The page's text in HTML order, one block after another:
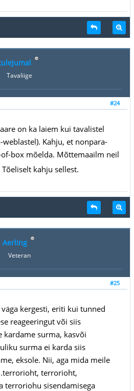
Tavaliige
#24
on ka laiem kui tavalistel
Kahju, et nonpara-
box mõelda. Mõttemaailm neil
Tõeliselt kahju sellest.
Aerling
Veteran
#25
kergesti, eriti kui tunned
reageeringut või siis
kardame surma, kasvõi
surma ei karda siis
eksole. Nii, aga mida meile
terrorioht,
terroriohu sisendamisega